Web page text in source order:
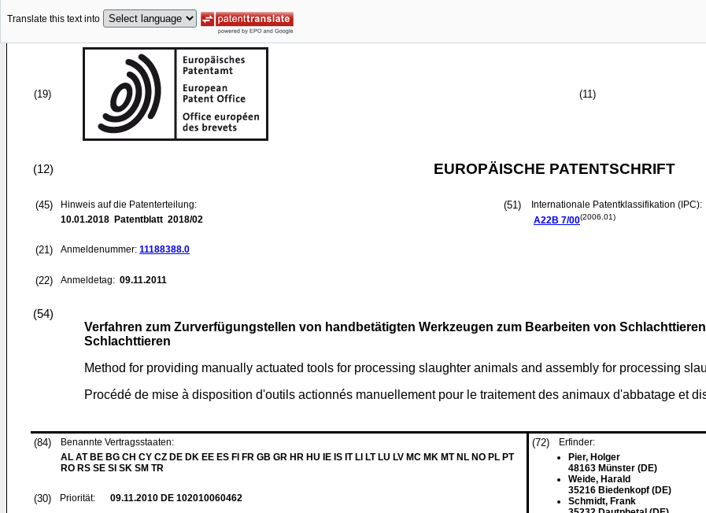
Translate this text into
(19) (11)
(12) EUROPÄISCHE PATENTSCHRIFT
(45)
Hinweis auf die Patenterteilung:
10.01.2018 Patentblatt 2018/02
(21) Anmeldenummer: 11188388.0
(22) Anmeldetag: 09.11.2011
(51)
Internationale Patentklassifikation (IPC):
A22B 7/00(2006.01)
(54)
Verfahren zum Zurverfügungstellen von handbetätigten Werkzeugen zum Bearbeiten von
Schlachttieren
Method for providing manually actuated tools for processing slaughter animals and assembly for processing
Procédé de mise à disposition d'outils actionnés manuellement pour le traitement des animaux d'abbatage et
(84)
Benannte Vertragsstaaten:
AL AT BE BG CH CY CZ DE DK EE ES FI FR GB GR HR HU IE IS IT LI LT LU LV MC MK MT NL NO PL PT
RO RS SE SI SK SM TR
(30) Priorität: 09.11.2010 DE 102010060462
(72)
Erfinder:
Pier, Holger
48163 Münster (DE)
Weide, Harald
35216 Biedenkopf (DE)
Schmidt, Frank